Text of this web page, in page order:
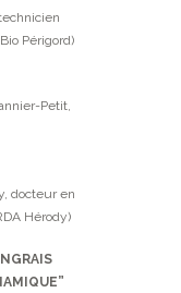
Périgord)
Petit,
docteur en
Hérody)